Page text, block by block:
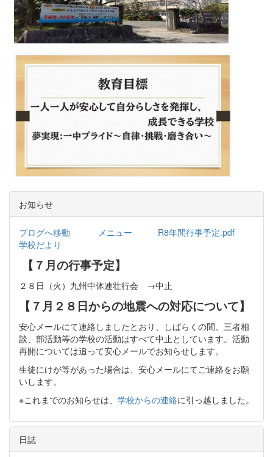
お知らせ
ブログへ移動 メニュー
R8年間行事予定.pdf
学校だより
【７月の行事予定】
２８日（火）九州中体連壮行会 →中止
【７月２８日からの地震への対応について】
安心メールにて連絡しましたとおり、しばらくの間、三者相
談、部活動等の学校の活動はすべて中止としています。活動
再開については追って安心メールでお知らせします。
生徒にけが等があった場合は、安心メールにてご連絡をお願
いします。
※これまでのお知らせは、 学校からの連絡に引っ越しました。
日誌